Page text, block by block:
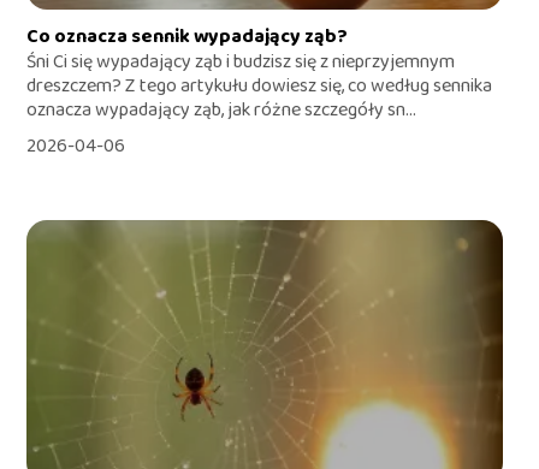
Co oznacza sennik wypadający ząb?
Śni Ci się wypadający ząb i budzisz się z nieprzyjemnym
dreszczem? Z tego artykułu dowiesz się, co według sennika
oznacza wypadający ząb, jak różne szczegóły sn...
2026-04-06